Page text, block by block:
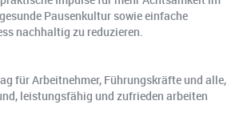
Pausenkultur sowie einfache
nachhaltig zu reduzieren.
für Arbeitnehmer, Führungskräfte und alle,
leistungsfähig und zufrieden arbeiten